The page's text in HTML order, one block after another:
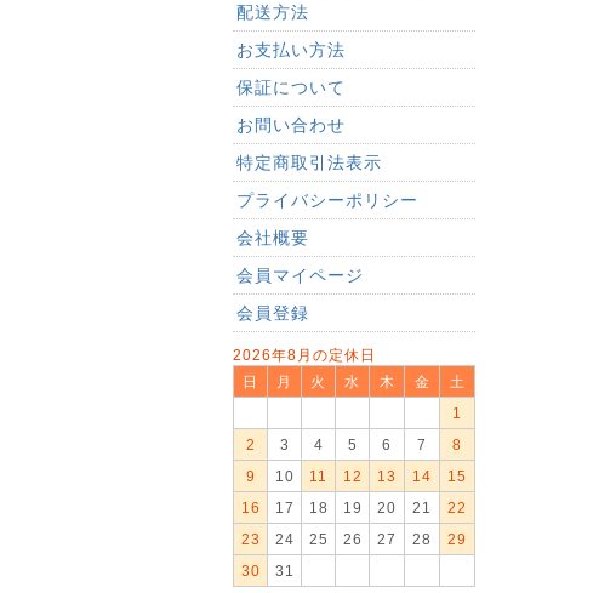
配送方法
お支払い方法
保証について
お問い合わせ
特定商取引法表示
プライバシーポリシー
会社概要
会員マイページ
会員登録
2026年8月の定休日
日
月 火 水 木 金
土
1
2
3 4 5 6 7
8
9
10 11 12 13 14
15
16
17 18 19 20 21
22
23
24 25 26 27 28
29
30
31